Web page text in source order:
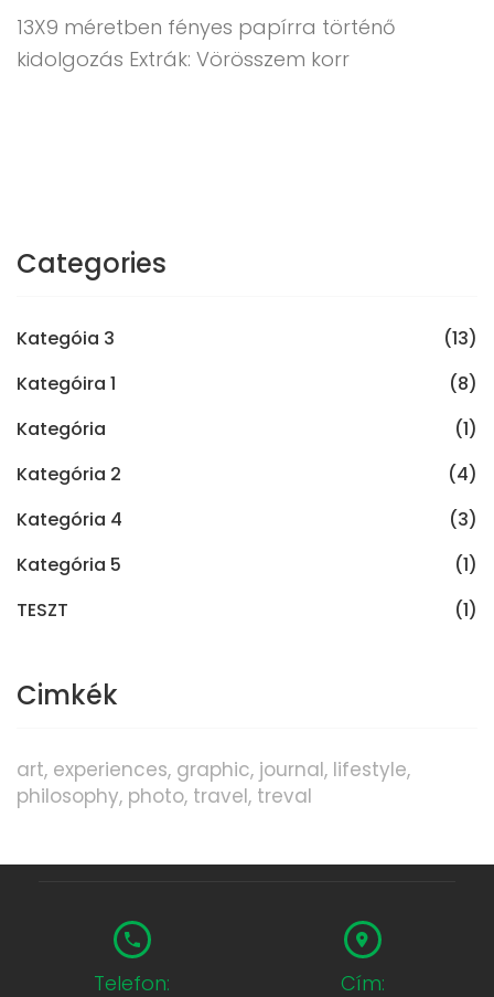
13X9 méretben fényes papírra történő
kidolgozás Extrák: Vörösszem korr
Categories
Kategóia 3
(13)
Kategóira 1
(8)
Kategória
(1)
Kategória 2
(4)
Kategória 4
(3)
Kategória 5
(1)
TESZT
(1)
Cimkék
art experiences graphic journal lifestyle
philosophy photo travel treval
Telefon: Cím: